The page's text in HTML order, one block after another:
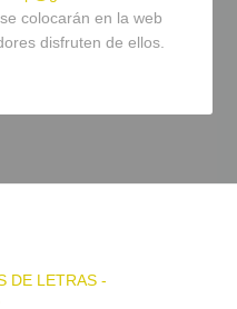
colocarán en la web
disfruten de ellos.
DE LETRAS -